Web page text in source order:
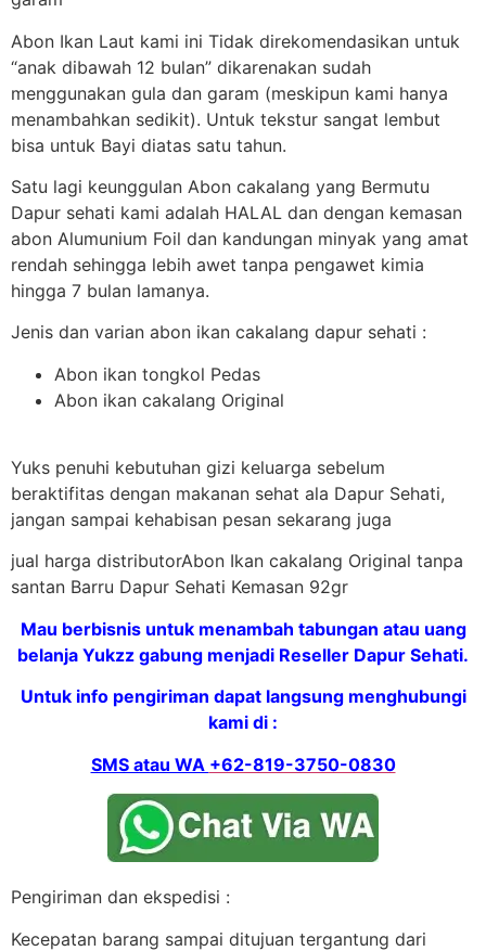
Abon Ikan Laut kami ini Tidak direkomendasikan untuk
“anak dibawah 12 bulan” dikarenakan sudah
menggunakan gula dan garam (meskipun kami hanya
menambahkan sedikit). Untuk tekstur sangat lembut
bisa untuk Bayi diatas satu tahun.
Satu lagi keunggulan Abon cakalang yang Bermutu
Dapur sehati kami adalah HALAL dan dengan kemasan
abon Alumunium Foil dan kandungan minyak yang amat
rendah sehingga lebih awet tanpa pengawet kimia
hingga 7 bulan lamanya.
Jenis dan varian abon ikan cakalang dapur sehati :
Abon ikan tongkol Pedas
Abon ikan cakalang Original
Yuks penuhi kebutuhan gizi keluarga sebelum
beraktifitas dengan makanan sehat ala Dapur Sehati,
jangan sampai kehabisan pesan sekarang juga
jual harga distributorAbon Ikan cakalang Original tanpa
santan Barru Dapur Sehati Kemasan 92gr
Mau berbisnis untuk menambah tabungan atau uang
belanja Yukzz gabung menjadi Reseller Dapur Sehati.
Untuk info pengiriman dapat langsung menghubungi
kami di :
SMS atau WA +62-819-3750-0830
Pengiriman dan ekspedisi :
Kecepatan barang sampai ditujuan tergantung dari